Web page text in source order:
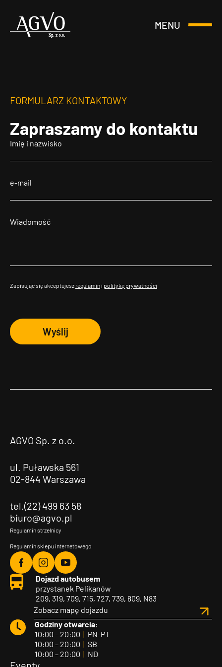
Header
MENU
Otwórz
FORMULARZ KONTAKTOWY
Zapraszamy do kontaktu
Zapisując się akceptujesz regulamin i politykę prywatności
Wyślij
AGVO Sp. z o.o.
ul. Puławska 561
02-844 Warszawa
tel.(22) 499 63 58
biuro@agvo.pl
Regulamin strzelnicy
Regulamin sklepu internetowego
Agvo
Facebook
Agvo
Instagram
Agvo
YouTube
Dojazd autobusem
przystanek Pelikanów
209, 319, 709, 715, 727, 739, 809, N83
Zobacz mapę dojazdu
Godziny otwarcia:
10:00 – 20:00 | PN-PT
10:00 – 20:00 | SB
10:00 – 20:00 | ND